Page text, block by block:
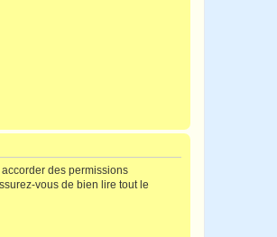
des permissions
vous de bien lire tout le